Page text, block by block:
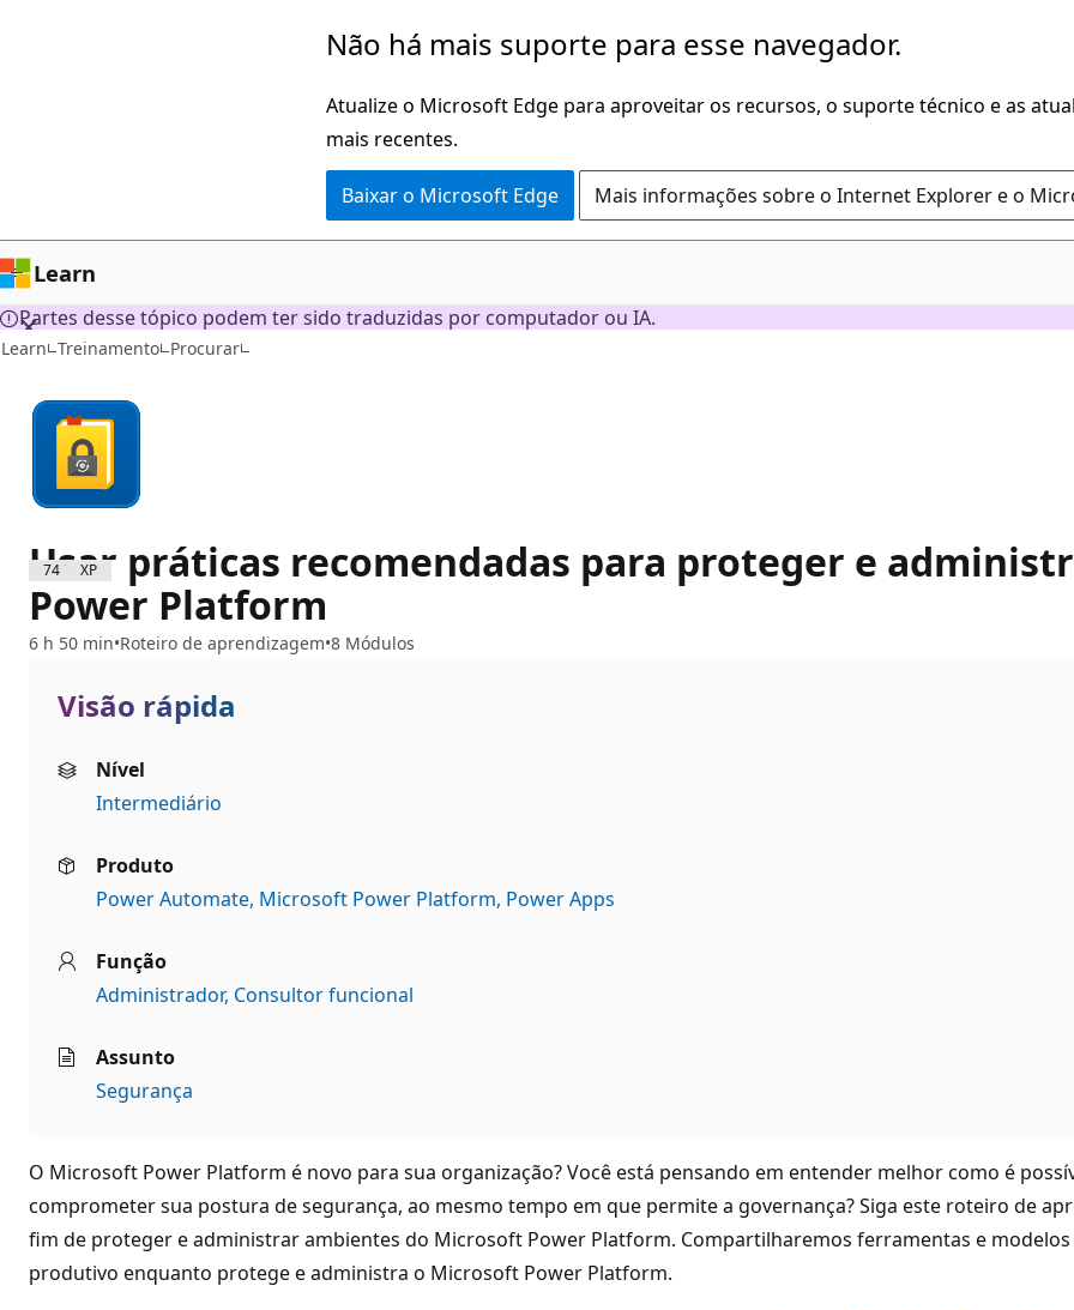
Não há mais suporte para esse navegador.
Atualize o Microsoft Edge para aproveitar os recursos, o suporte técnico e as
mais recentes.
Baixar o Microsoft Edge Mais informações sobre o Internet Explorer e o
Learn
Partes desse tópico podem ter sido traduzidas por computador ou IA.
Learn Treinamento Procurar
7400 XP
Usar práticas recomendadas para proteger e
Power Platform
6 h 50 min Roteiro de aprendizagem 8 Módulos
Visão rápida
Nível
Intermediário
Produto
Power Automate Microsoft Power Platform Power Apps
Função
Administrador Consultor funcional
Assunto
Segurança
O Microsoft Power Platform é novo para sua organização? Você está pensando em entender melhor como é
comprometer sua postura de segurança, ao mesmo tempo em que permite a governança? Siga este roteiro de
fim de proteger e administrar ambientes do Microsoft Power Platform. Compartilharemos ferramentas e
produtivo enquanto protege e administra o Microsoft Power Platform.